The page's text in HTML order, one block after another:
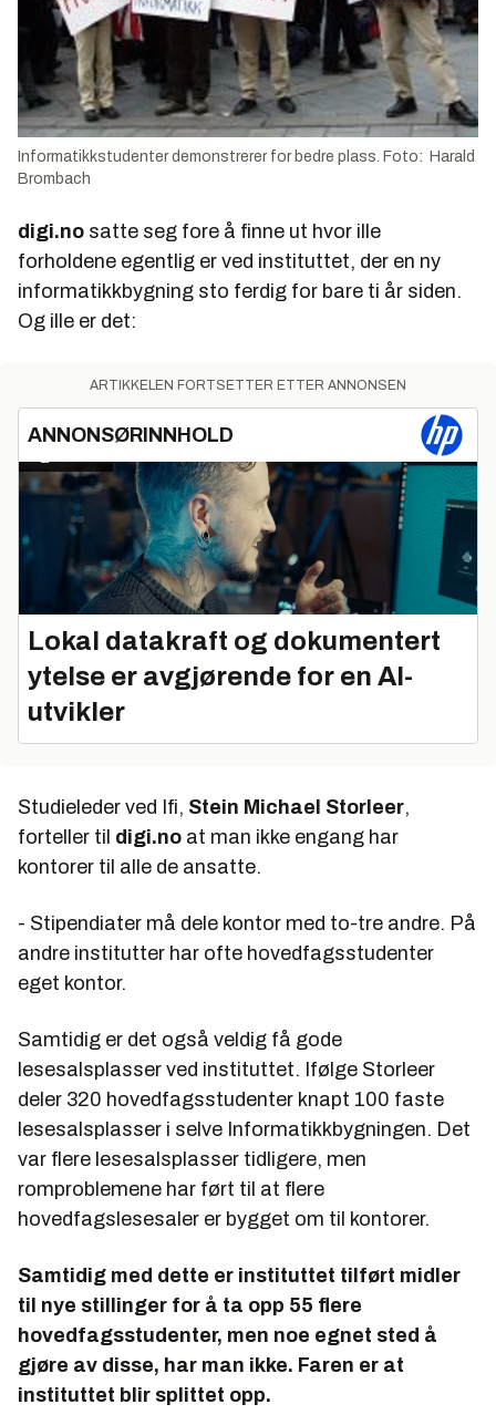
Informatikkstudenter demonstrerer for bedre plass. Foto: Harald
Brombach
digi.no satte seg fore å finne ut hvor ille
forholdene egentlig er ved instituttet, der en ny
informatikkbygning sto ferdig for bare ti år siden.
Og ille er det:
ARTIKKELEN FORTSETTER ETTER ANNONSEN
ANNONSØRINNHOLD
Lokal datakraft og dokumentert
ytelse er avgjørende for en AI-
utvikler
Studieleder ved Ifi, Stein Michael Storleer,
forteller til digi.no at man ikke engang har
kontorer til alle de ansatte.
- Stipendiater må dele kontor med to-tre andre. På
andre institutter har ofte hovedfagsstudenter
eget kontor.
Samtidig er det også veldig få gode
lesesalsplasser ved instituttet. Ifølge Storleer
deler 320 hovedfagsstudenter knapt 100 faste
lesesalsplasser i selve Informatikkbygningen. Det
var flere lesesalsplasser tidligere, men
romproblemene har ført til at flere
hovedfagslesesaler er bygget om til kontorer.
Samtidig med dette er instituttet tilført midler
til nye stillinger for å ta opp 55 flere
hovedfagsstudenter, men noe egnet sted å
gjøre av disse, har man ikke. Faren er at
instituttet blir splittet opp.